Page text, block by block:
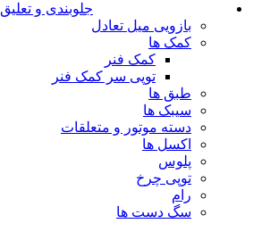
جلوبندی و تعلیق
بازویی میل تعادل
کمک ها
کمک فنر
توپی سر کمک فنر
طبق ها
سیبک ها
دسته موتور و متعلقات
اکسل ها
پلوس
توپی چرخ
رام
سگ دست ها